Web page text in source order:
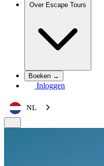
Over Escape Tours
Boeken →
Inloggen
NL